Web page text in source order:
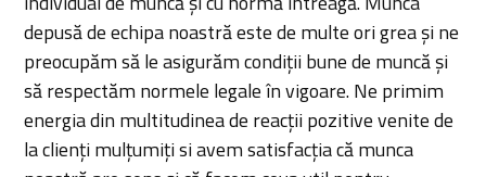
depusă de echipa noastră este de multe ori grea și ne
preocupăm să le asigurăm condiții bune de muncă și
să respectăm normele legale în vigoare. Ne primim
energia din multitudinea de reacții pozitive venite de
la clienți mulțumiți si avem satisfacția că munca